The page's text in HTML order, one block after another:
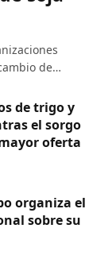
de…
de trigo y
el sorgo
oferta
organiza el
sobre su